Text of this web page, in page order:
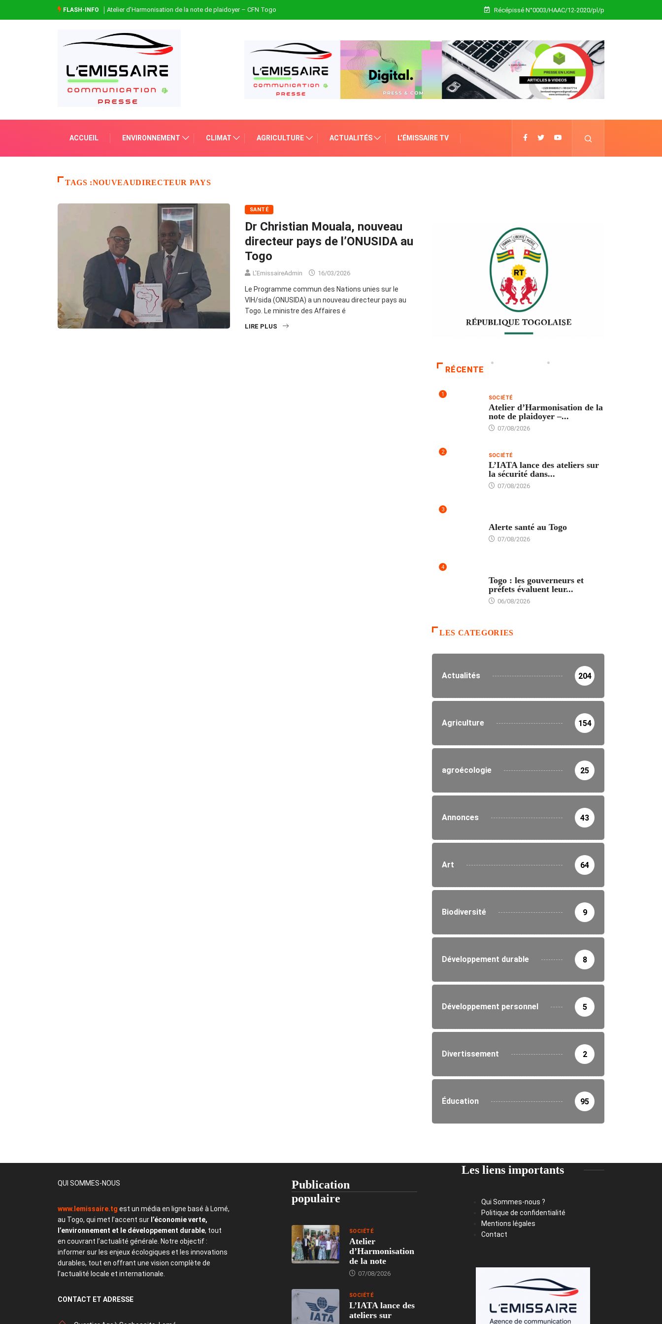
FLASH-INFO Atelier d’Harmonisation de la note de plaidoyer – CFN Togo Récépissé N°0003/HAAC/12-2020/pl/p
ACCUEIL ENVIRONNEMENT CLIMAT AGRICULTURE ACTUALITÉS L’ÉMISSAIRE TV
TAGS :NOUVEAUDIRECTEUR PAYS
SANTÉ
Dr Christian Mouala, nouveau
directeur pays de l’ONUSIDA au
Togo
L'EmissaireAdmin 16/03/2026
Le Programme commun des Nations unies sur le
VIH/sida (ONUSIDA) a un nouveau directeur pays au
Togo. Le ministre des Affaires é
LIRE PLUS
RÉCENTE
1 SOCIÉTÉ
Atelier d’Harmonisation de la
note de plaidoyer –...
07/08/2026
2 SOCIÉTÉ
L’IATA lance des ateliers sur
la sécurité dans...
07/08/2026
3
Alerte santé au Togo
07/08/2026
4
Togo : les gouverneurs et
préfets évaluent leur...
06/08/2026
LES CATEGORIES
Actualités 204
Agriculture 154
agroécologie 25
Annonces 43
Art 64
Biodiversité 9
Développement durable 8
Développement personnel 5
Divertissement 2
Éducation 95
QUI SOMMES-NOUS
www.lemissaire.tg est un média en ligne basé à Lomé,
au Togo, qui met l’accent sur l’économie verte,
l’environnement et le développement durable, tout
en couvrant l’actualité générale. Notre objectif :
informer sur les enjeux écologiques et les innovations
durables, tout en offrant une vision complète de
l’actualité locale et internationale.
CONTACT ET ADRESSE
Publication
populaire
SOCIÉTÉ
Atelier
d’Harmonisation
de la note
07/08/2026
SOCIÉTÉ
L’IATA lance des
ateliers sur
Les liens importants
Qui Sommes-nous ?
Politique de confidentialité
Mentions légales
Contact